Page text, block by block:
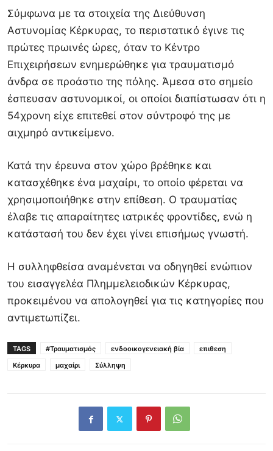
Σύμφωνα με τα στοιχεία της Διεύθυνση
Αστυνομίας Κέρκυρας, το περιστατικό έγινε τις
πρώτες πρωινές ώρες, όταν το Κέντρο
Επιχειρήσεων ενημερώθηκε για τραυματισμό
άνδρα σε προάστιο της πόλης. Άμεσα στο σημείο
έσπευσαν αστυνομικοί, οι οποίοι διαπίστωσαν ότι η
54χρονη είχε επιτεθεί στον σύντροφό της με
αιχμηρό αντικείμενο.
Κατά την έρευνα στον χώρο βρέθηκε και
κατασχέθηκε ένα μαχαίρι, το οποίο φέρεται να
χρησιμοποιήθηκε στην επίθεση. Ο τραυματίας
έλαβε τις απαραίτητες ιατρικές φροντίδες, ενώ η
κατάστασή του δεν έχει γίνει επισήμως γνωστή.
Η συλληφθείσα αναμένεται να οδηγηθεί ενώπιον
του εισαγγελέα Πλημμελειοδικών Κέρκυρας,
προκειμένου να απολογηθεί για τις κατηγορίες που
αντιμετωπίζει.
TAGS #Τραυματισμός ενδοοικογενειακή βία
επιθεση
Κέρκυρα
μαχαίρι Σύλληψη